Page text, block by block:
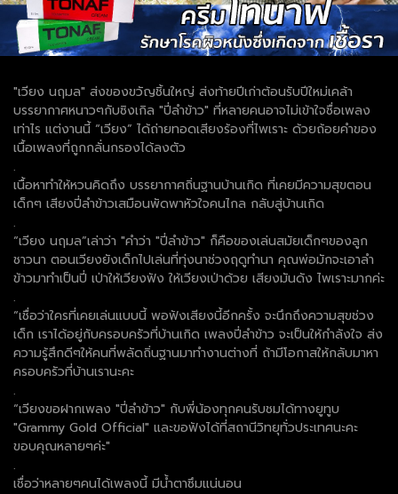
"เวียง นฤมล" ส่งของขวัญชิ้นใหญ่ ส่งท้ายปีเก่าต้อนรับปีใหม่เคล้า
บรรยากาศหนาวๆกับซิงเกิล "ปี่ลำข้าว" ที่หลายคนอาจไม่เข้าใจชื่อเพลง
เท่าไร แต่งานนี้ “เวียง” ได้ถ่ายทอดเสียงร้องที่ไพเราะ ด้วยถ้อยคำของ
เนื้อเพลงที่ถูกกลั่นกรองได้ลงตัว
.
เนื้อหาทำให้หวนคิดถึง บรรยากาศถิ่นฐานบ้านเกิด ที่เคยมีความสุขตอน
เด็กๆ เสียงปี่ลำข้าวเสมือนพัดพาหัวใจคนไกล กลับสู่บ้านเกิด
.
“เวียง นฤมล”เล่าว่า "คำว่า "ปี่ลำข้าว" ก็คือของเล่นสมัยเด็กๆของลูก
ชาวนา ตอนเวียงยังเด็กไปเล่นที่ทุ่งนาช่วงฤดูทำนา คุณพ่อมักจะเอาลำ
ข้าวมาทำเป็นปี่ เป่าให้เวียงฟัง ให้เวียงเป่าด้วย เสียงมันดัง ไพเราะมากค่ะ
.
“เชื่อว่าใครที่เคยเล่นแบบนี้ พอฟังเสียงนี้อีกครั้ง จะนึกถึงความสุขช่วง
เด็ก เราได้อยู่กับครอบครัวที่บ้านเกิด เพลงปี่ลำข้าว จะเป็นให้กำลังใจ ส่ง
ความรู้สึกดีๆให้คนที่พลัดถิ่นฐานมาทำงานต่างที่ ถ้ามีโอกาสให้กลับมาหา
ครอบครัวที่บ้านเรานะคะ
.
“เวียงขอฝากเพลง "ปี่ลำข้าว" กับพี่น้องทุกคนรับชมได้ทางยูทูบ
"Grammy Gold Official" และขอฟังได้ที่สถานีวิทยุทั่วประเทศนะคะ
ขอบคุณหลายๆค่ะ"
.
เชื่อว่าหลายๆคนได้เพลงนี้ มีน้ำตาซึมแน่นอน